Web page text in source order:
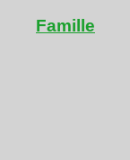
Famille